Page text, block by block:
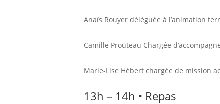
Anaïs Rouyer déléguée à l’animation
Camille Prouteau Chargée
Marie-Lise Hébert chargée de mission
13h – 14h • Repas